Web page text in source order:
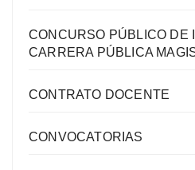
CONCURSO PÚBLICO DE
CARRERA PÚBLICA
CONTRATO DOCENTE
CONVOCATORIAS